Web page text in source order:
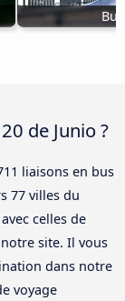
de Junio ?
liaisons en bus
77 villes du
celles de
site. Il vous
dans notre
voyage